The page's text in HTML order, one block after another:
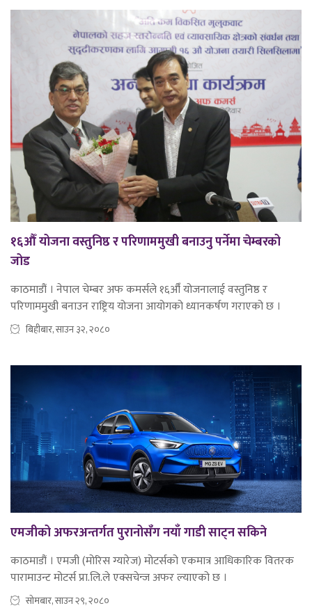
१६औँ योजना वस्तुनिष्ठ र परिणाममुखी बनाउनु पर्नेमा चेम्बरको
जोड
काठमाडौं । नेपाल चेम्बर अफ कमर्सले १६औँ योजनालाई वस्तुनिष्ठ र
परिणाममुखी बनाउन राष्ट्रिय योजना आयोगको ध्यानकर्षण गराएको छ ।
बिहीबार, साउन ३२, २०८०
एमजीको अफरअन्तर्गत पुरानोसँग नयाँ गाडी साट्न सकिने
काठमाडौं । एमजी (मोरिस ग्यारेज) मोटर्सको एकमात्र आधिकारिक वितरक
पारामाउन्ट मोटर्स प्रा.लि.ले एक्सचेन्ज अफर ल्याएको छ ।
सोमबार, साउन २९, २०८०